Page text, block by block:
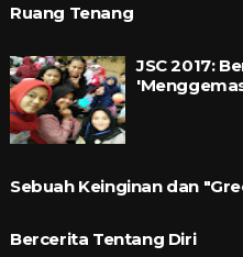
Ruang Tenang
JSC 2017:
Sebuah Keinginan dan
Bercerita Tentang Diri